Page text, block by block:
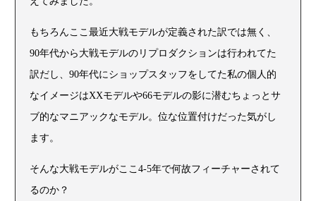
もちろんここ最近大戦モデルが定義された訳では無く、
90年代から大戦モデルのリプロダクションは行われてた
訳だし、90年代にショップスタッフをしてた私の個人的
なイメージはXXモデルや66モデルの影に潜むちょっとサ
ブ的なマニアックなモデル。位な位置付けだった気がし
ます。
そんな大戦モデルがここ4-5年で何故フィーチャーされて
るのか？